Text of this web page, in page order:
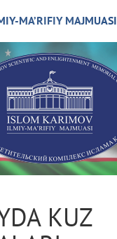
MA’RIFIY MAJMUASI
KUZ